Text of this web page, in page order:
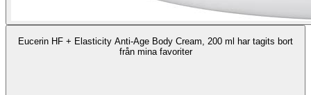
Eucerin HF + Elasticity Anti-Age Body Cream, 200 ml har tagits bort
från mina favoriter